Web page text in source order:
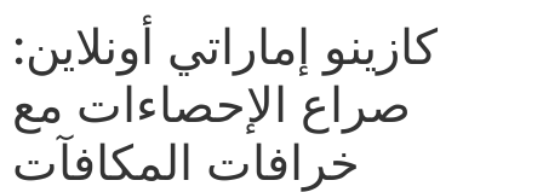
كازينو إماراتي أونلاين:
صراع الإحصاءات مع
خرافات المكافآت